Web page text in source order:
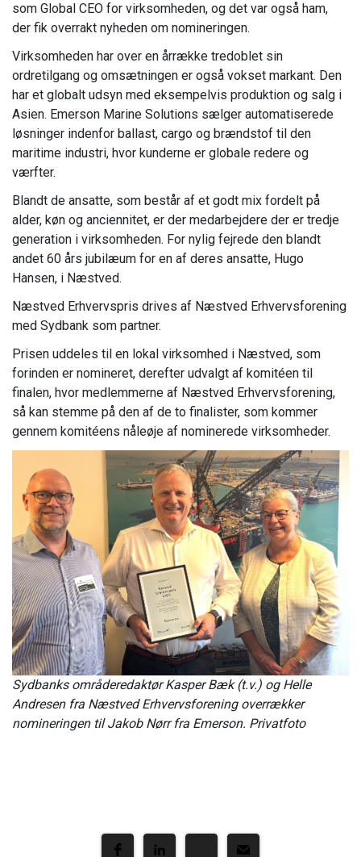
som Global CEO for virksomheden, og det var også ham,
der fik overrakt nyheden om nomineringen.
Virksomheden har over en årrække tredoblet sin
ordretilgang og omsætningen er også vokset markant. Den
har et globalt udsyn med eksempelvis produktion og salg i
Asien. Emerson Marine Solutions sælger automatiserede
løsninger indenfor ballast, cargo og brændstof til den
maritime industri, hvor kunderne er globale redere og
værfter.
Blandt de ansatte, som består af et godt mix fordelt på
alder, køn og anciennitet, er der medarbejdere der er tredje
generation i virksomheden. For nylig fejrede den blandt
andet 60 års jubilæum for en af deres ansatte, Hugo
Hansen, i Næstved.
Næstved Erhvervspris drives af Næstved Erhvervsforening
med Sydbank som partner.
Prisen uddeles til en lokal virksomhed i Næstved, som
forinden er nomineret, derefter udvalgt af komitéen til
finalen, hvor medlemmerne af Næstved Erhvervsforening,
så kan stemme på den af de to finalister, som kommer
gennem komitéens nåleøje af nominerede virksomheder.
Sydbanks områderedaktør Kasper Bæk (t.v.) og Helle
Andresen fra Næstved Erhvervsforening overrækker
nomineringen til Jakob Nørr fra Emerson. Privatfoto